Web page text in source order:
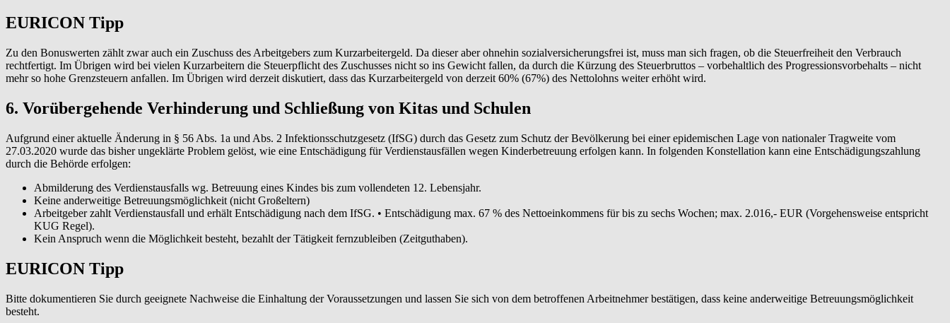
EURICON Tipp
Zu den Bonuswerten zählt zwar auch ein Zuschuss des Arbeitgebers zum Kurzarbeitergeld. Da dieser aber ohnehin sozialversicherungsfrei ist, muss man sich fragen, ob die Steuerfreiheit den Verbrauch
rechtfertigt. Im Übrigen wird bei vielen Kurzarbeitern die Steuerpflicht des Zuschusses nicht so ins Gewicht fallen, da durch die Kürzung des Steuerbruttos – vorbehaltlich des Progressionsvorbehalts – nicht
mehr so hohe Grenzsteuern anfallen. Im Übrigen wird derzeit diskutiert, dass das Kurzarbeitergeld von derzeit 60% (67%) des Nettolohns weiter erhöht wird.
6. Vorübergehende Verhinderung und Schließung von Kitas und Schulen
Aufgrund einer aktuelle Änderung in § 56 Abs. 1a und Abs. 2 Infektionsschutzgesetz (IfSG) durch das Gesetz zum Schutz der Bevölkerung bei einer epidemischen Lage von nationaler Tragweite vom
27.03.2020 wurde das bisher ungeklärte Problem gelöst, wie eine Entschädigung für Verdienstausfällen wegen Kinderbetreuung erfolgen kann. In folgenden Konstellation kann eine Entschädigungszahlung
durch die Behörde erfolgen:
Abmilderung des Verdienstausfalls wg. Betreuung eines Kindes bis zum vollendeten 12. Lebensjahr.
Keine anderweitige Betreuungsmöglichkeit (nicht Großeltern)
Arbeitgeber zahlt Verdienstausfall und erhält Entschädigung nach dem IfSG. • Entschädigung max. 67 % des Nettoeinkommens für bis zu sechs Wochen; max. 2.016,- EUR (Vorgehensweise entspricht
KUG Regel).
Kein Anspruch wenn die Möglichkeit besteht, bezahlt der Tätigkeit fernzubleiben (Zeitguthaben).
EURICON Tipp
Bitte dokumentieren Sie durch geeignete Nachweise die Einhaltung der Voraussetzungen und lassen Sie sich von dem betroffenen Arbeitnehmer bestätigen, dass keine anderweitige Betreuungsmöglichkeit
besteht.